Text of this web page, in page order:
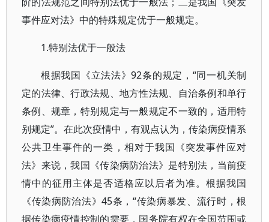
事件应对法》中的特殊规定优于一般规定。
1.特别法优于一般法
根据我国《立法法》92条的规定，“同一机关制
定的法律、行政法规、地方性法规、自治条例和单行
条例、规章，特别规定与一般规定不一致的，适用特
别规定”。在此次疫情中，有观点认为，传染病疫情系
公共卫生事件的一类，相对于我国《突发事件应对
法》来说，我国《传染病防治法》是特别法，当前疫
情中的征用主体是否适格应以后者为准。根据我国
《传染病防治法》45条，“传染病暴发、流行时，根
据传染病疫情控制的需要，国务院有权在全国范围或